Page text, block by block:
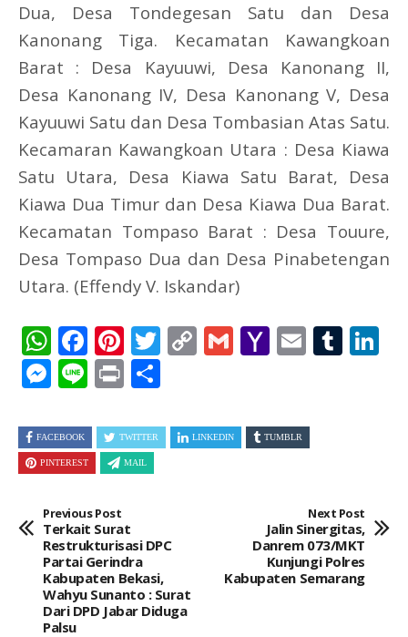
Dua, Desa Tondegesan Satu dan Desa
Kanonang Tiga. Kecamatan Kawangkoan
Barat : Desa Kayuuwi, Desa Kanonang II,
Desa Kanonang IV, Desa Kanonang V, Desa
Kayuuwi Satu dan Desa Tombasian Atas Satu.
Kecamaran Kawangkoan Utara : Desa Kiawa
Satu Utara, Desa Kiawa Satu Barat, Desa
Kiawa Dua Timur dan Desa Kiawa Dua Barat.
Kecamatan Tompaso Barat : Desa Touure,
Desa Tompaso Dua dan Desa Pinabetengan
Utara. (Effendy V. Iskandar)
WhatsApp
Facebook
Pinterest
Twitter
CopyGmailYahoo
Email
Messenger
LinePrint
FACEBOOK TWITTER LINKEDIN TUMBLR
PINTEREST MAIL
Previous Post
Terkait Surat
Restrukturisasi DPC
Partai Gerindra
Kabupaten Bekasi,
Wahyu Sunanto : Surat
Dari DPD Jabar Diduga
Palsu
Next Post
Jalin Sinergitas,
Danrem 073/MKT
Kunjungi Polres
Kabupaten Semarang